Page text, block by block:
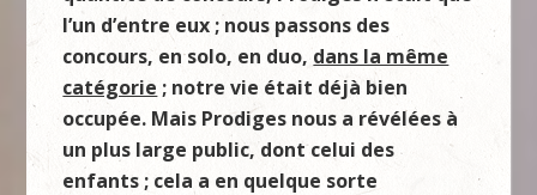
l’un d’entre eux ; nous passons des
concours, en solo, en duo, dans la même
catégorie ; notre vie était déjà bien
occupée. Mais Prodiges nous a révélées à
un plus large public, dont celui des
enfants ; cela a en quelque sorte